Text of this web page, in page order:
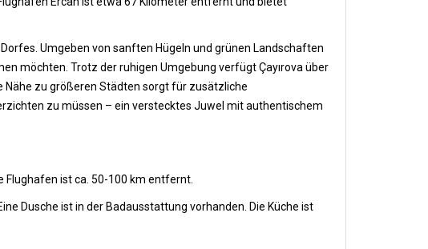
Umgeben von sanften Hügeln und grünen Landschaften
möchten. Trotz der ruhigen Umgebung verfügt Çayırova über
Nähe zu größeren Städten sorgt für zusätzliche
zu müssen – ein verstecktes Juwel mit authentischem
Flughafen ist ca. 50-100 km entfernt.
Dusche ist in der Badausstattung vorhanden. Die Küche ist